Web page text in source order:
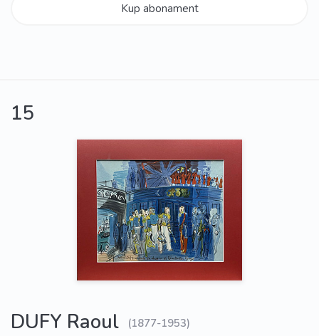
Kup abonament
15
DUFY Raoul (1877-1953)